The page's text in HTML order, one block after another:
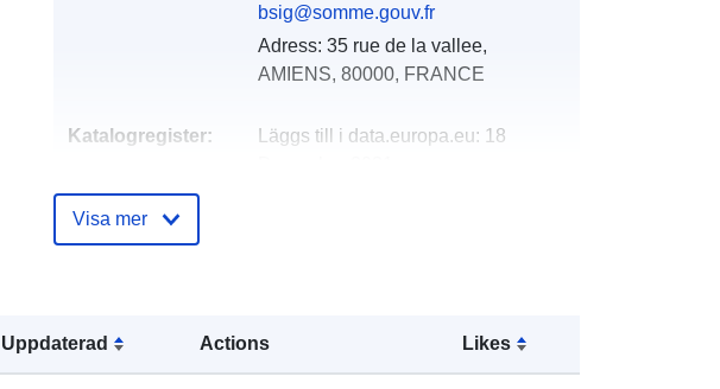
Uppdaterad Actions Likes
bsig@somme.gouv.fr
Adress: 35 rue de la vallee,
AMIENS, 80000, FRANCE
Katalogregister: Läggs till i data.europa.eu: 18
50.48188019 ], [ 1.31279111,
49.38547516 ], [ 3.28133559,
Visa mer